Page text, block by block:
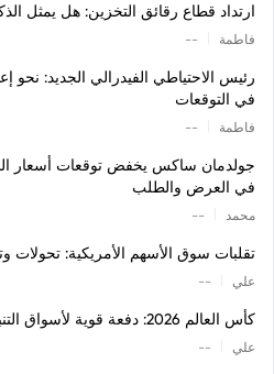
ارتداد قطاع رقائق التخزين: هل يمثل
فاطمة --
رئيس الاحتياطي الفيدرالي الجديد: نحو
في التوقعات
فاطمة --
في العرض والطلب
محمد --
تقلبات سوق الأسهم الأمريكية: تحولات
علي --
كأس العالم 2026: دفعة قوية لأسواق التنبؤات وتعزيز لـ DraftKings
علي --